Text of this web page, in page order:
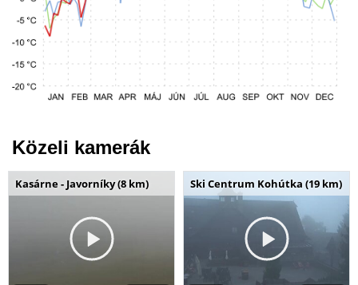
Közeli kamerák
Kasárne - Javorníky (8 km) Ski Centrum Kohútka (19 km)